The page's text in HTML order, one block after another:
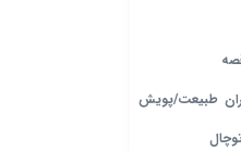
طبیعت/پویش